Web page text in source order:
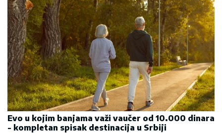
Evo u kojim banjama važi vaučer od 10.000 dinara
- kompletan spisak destinacija u Srbiji